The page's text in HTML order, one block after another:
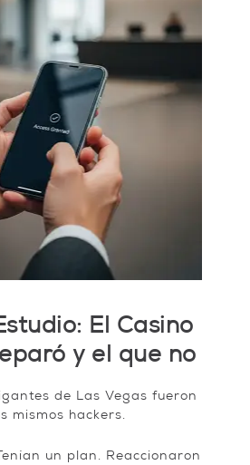
El Casino
y el que no
de Las Vegas fueron
mismos hackers.
un plan. Reaccionaron